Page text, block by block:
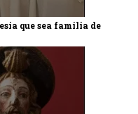
que sea familia de